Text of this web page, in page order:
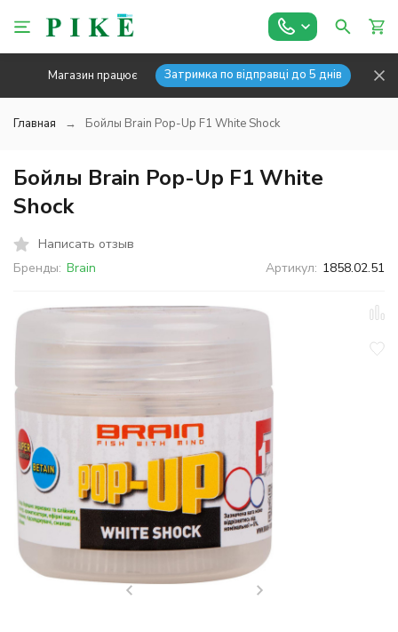
Магазин працює Затримка по відправці до 5 днів
Главная Бойлы Brain Pop-Up F1 White Shock
Бойлы Brain Pop-Up F1 White
Shock
Написать отзыв
Бренды: Brain Артикул: 1858.02.51